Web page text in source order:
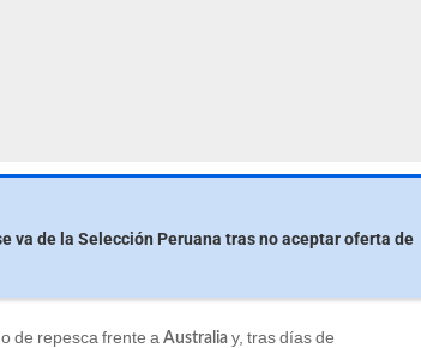
va de la Selección Peruana tras no aceptar oferta de
de repesca frente a Australia y, tras días de